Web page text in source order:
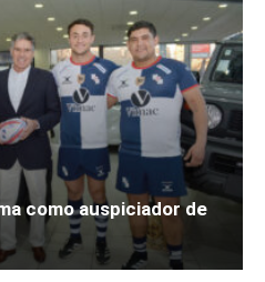
como auspiciador de